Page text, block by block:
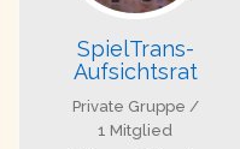
SpielTrans-
Aufsichtsrat
Private Gruppe /
1 Mitglied